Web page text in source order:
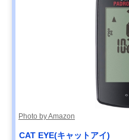
Photo by Amazon
CAT EYE(キャットアイ)